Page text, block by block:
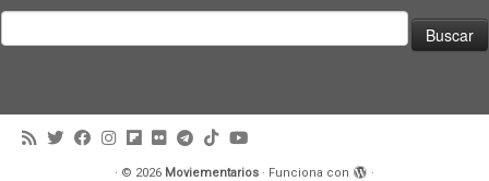
· © 2026 Moviementarios · Funciona con
·